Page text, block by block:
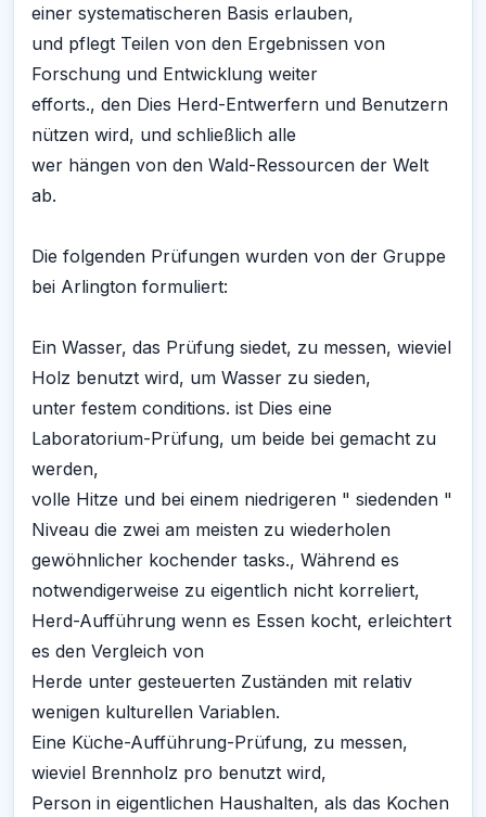
einer systematischeren Basis erlauben,
und pflegt Teilen von den Ergebnissen von
Forschung und Entwicklung weiter
efforts., den Dies Herd-Entwerfern und Benutzern
nützen wird, und schließlich alle
wer hängen von den Wald-Ressourcen der Welt
ab.
Die folgenden Prüfungen wurden von der Gruppe
bei Arlington formuliert:
Ein Wasser, das Prüfung siedet, zu messen, wieviel
Holz benutzt wird, um Wasser zu sieden,
unter festem conditions. ist Dies eine
Laboratorium-Prüfung, um beide bei gemacht zu
werden,
volle Hitze und bei einem niedrigeren " siedenden "
Niveau die zwei am meisten zu wiederholen
gewöhnlicher kochender tasks., Während es
notwendigerweise zu eigentlich nicht korreliert,
Herd-Aufführung wenn es Essen kocht, erleichtert
es den Vergleich von
Herde unter gesteuerten Zuständen mit relativ
wenigen kulturellen Variablen.
Eine Küche-Aufführung-Prüfung, zu messen,
wieviel Brennholz pro benutzt wird,
Person in eigentlichen Haushalten, als das Kochen